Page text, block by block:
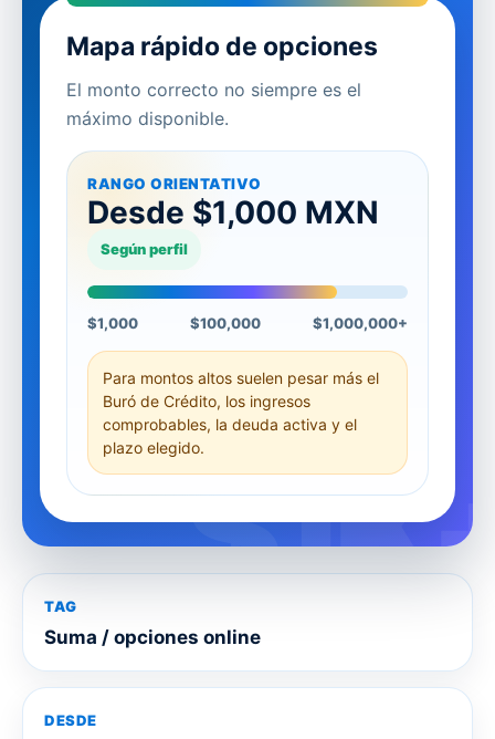
Mapa rápido de opciones
El monto correcto no siempre es el
máximo disponible.
RANGO ORIENTATIVO
Desde $1,000 MXN
Según perfil
$1,000 $100,000 $1,000,000+
Para montos altos suelen pesar más el
Buró de Crédito, los ingresos
comprobables, la deuda activa y el
plazo elegido.
TAG
Suma / opciones online
DESDE